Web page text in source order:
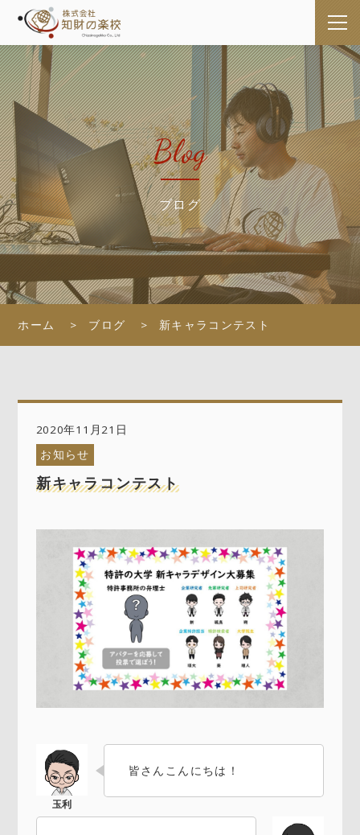
Blog
ブログ
ホーム ブログ 新キャラコンテスト
2020年11月21日
お知らせ
新キャラコンテスト
皆さんこんにちは！